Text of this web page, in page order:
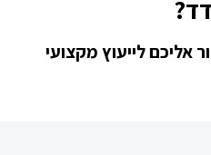
אליכם לייעוץ מקצועי